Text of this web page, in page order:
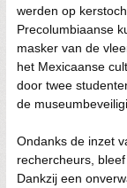
werden op
Precolumbiaanse
masker van de
het Mexicaanse
door twee
de
Ondanks de inzet
rechercheurs,
Dankzij een